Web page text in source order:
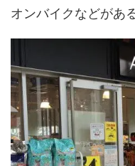
オンバイクなどがあ